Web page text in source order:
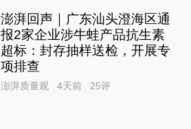
澎湃回声｜广东汕头澄海区通
报2家企业涉牛蛙产品抗生素
超标：封存抽样送检，开展专
项排查
澎湃质量观 4天前 25评